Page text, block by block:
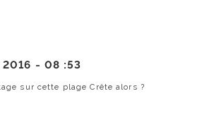
2016 - 08 :53
sur cette plage Crête alors ?